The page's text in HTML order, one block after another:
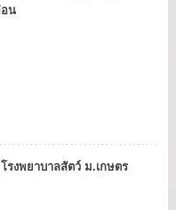
อน
รงพยาบาลสัตว์ ม.เกษตร